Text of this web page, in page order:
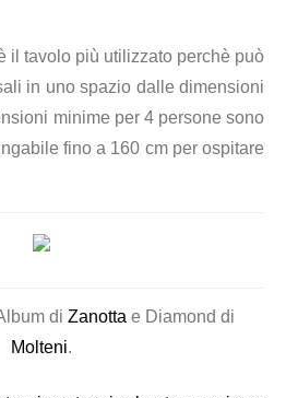
il tavolo più utilizzato perchè può
in uno spazio dalle dimensioni
minime per 4 persone sono
fino a 160 cm per ospitare
di Zanotta e Diamond di
Molteni.